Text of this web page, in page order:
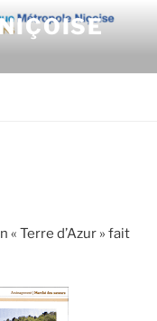
Terre d’Azur » fait